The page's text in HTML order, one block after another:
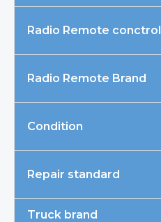
Radio Remote conctrol
Radio Remote Brand
Condition
Repair standard
Truck brand